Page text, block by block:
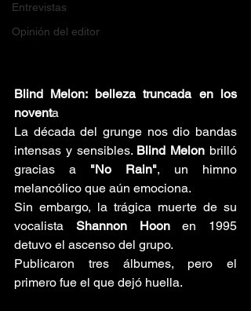
Entrevistas
Opinión del editor
Blind Melon: belleza truncada en los
noventa
La década del grunge nos dio bandas
intensas y sensibles. Blind Melon brilló
gracias a "No Rain", un himno
melancólico que aún emociona.
Sin embargo, la trágica muerte de su
vocalista Shannon Hoon en 1995
detuvo el ascenso del grupo.
Publicaron tres álbumes, pero el
primero fue el que dejó huella.